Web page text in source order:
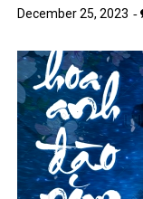
December 25, 2023